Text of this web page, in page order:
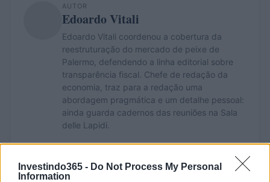
Investindo365 - Do Not Process My Personal
Information
AUTOR
Edoardo Vitali
Edoardo Vitali coordenou a cobertura da
reestruturação do mercado de peixe de
Palermo, defendendo a linha editorial sobre
transparência fiscal. Chefe de redação da
economia, traz para a redação uma
abordagem pragmática e um detalhe pessoal:
ainda guarda cadernos das reuniões na Sala
delle Lapidi.